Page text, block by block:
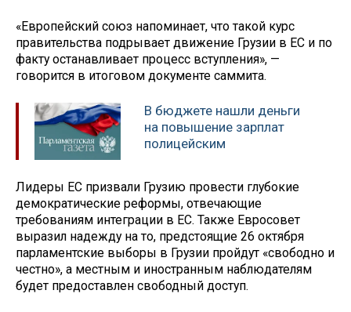
«Европейский союз напоминает, что такой курс
правительства подрывает движение Грузии в ЕС и по
факту останавливает процесс вступления», —
говорится в итоговом документе саммита.
В бюджете нашли деньги
на повышение зарплат
полицейским
Лидеры ЕС призвали Грузию провести глубокие
демократические реформы, отвечающие
требованиям интеграции в ЕС. Также Евросовет
выразил надежду на то, предстоящие 26 октября
парламентские выборы в Грузии пройдут «свободно и
честно», а местным и иностранным наблюдателям
будет предоставлен свободный доступ.